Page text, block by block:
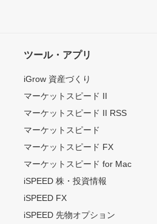
ツール・アプリ
iGrow 資産づくり
マーケットスピード II
マーケットスピード II RSS
マーケットスピード
マーケットスピード FX
マーケットスピード for Mac
iSPEED 株・投資情報
iSPEED FX
iSPEED 先物オプション